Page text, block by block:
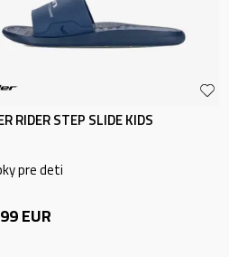
RIDER STEP SLIDE KIDS
pre deti
EUR